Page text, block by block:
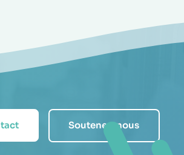
Soutenez-nous